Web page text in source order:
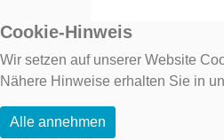
Cookie-Hinweis
Wir setzen auf unserer Website
Nähere Hinweise erhalten Sie in
Alle annehmen